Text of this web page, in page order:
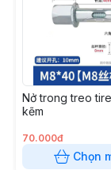
***Ưu điểm
- Độ bền vượt
- Thiết kế tiện
và tháo gỡ.
- Tính thẩm mỹ
hợp nhiều
- Đa năng –
dụng.
Nở trong treo
kẽm
70.000đ
Chọn